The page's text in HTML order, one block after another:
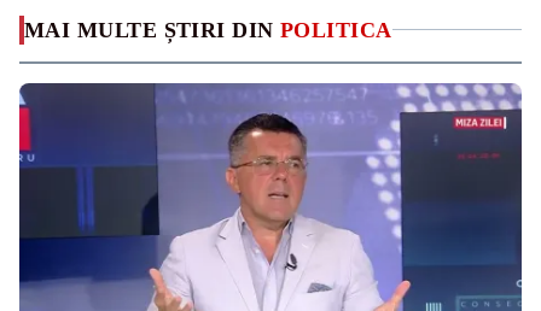
MAI MULTE ȘTIRI DIN POLITICA